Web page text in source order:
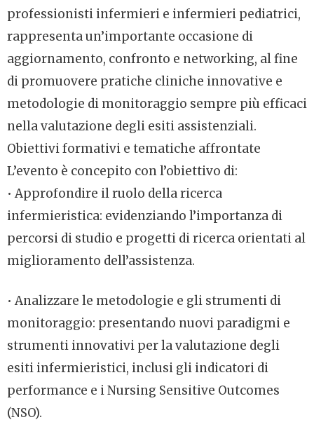
professionisti infermieri e infermieri pediatrici,
rappresenta un’importante occasione di
aggiornamento, confronto e networking, al fine
di promuovere pratiche cliniche innovative e
metodologie di monitoraggio sempre più efficaci
nella valutazione degli esiti assistenziali.
Obiettivi formativi e tematiche affrontate
L’evento è concepito con l’obiettivo di:
• Approfondire il ruolo della ricerca
infermieristica: evidenziando l’importanza di
percorsi di studio e progetti di ricerca orientati al
miglioramento dell’assistenza.
• Analizzare le metodologie e gli strumenti di
monitoraggio: presentando nuovi paradigmi e
strumenti innovativi per la valutazione degli
esiti infermieristici, inclusi gli indicatori di
performance e i Nursing Sensitive Outcomes
(NSO).